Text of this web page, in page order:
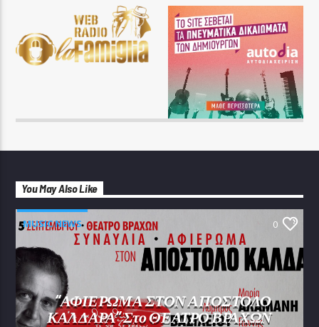
You May Also Like
MUSIC NEWS 0
“ΑΦΙΕΡΩΜΑ ΣΤΟΝ ΑΠΟΣΤΟΛΟ
ΚΑΛΔΑΡΑ” Στο ΘΕΑΤΡΟ ΒΡΑΧΩΝ